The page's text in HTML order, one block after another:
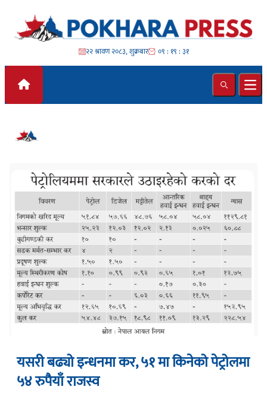
Skip to content
२२ श्रावण २०८३, शुक्रबार ०९ : १९ : ३१
Search
यसरी बढ्यो इन्धनमा कर, ५१ मा किनेको पेट्रोलमा
५४ रुपैयाँ राजस्व